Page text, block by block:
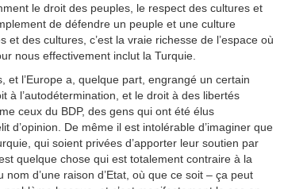
le droit des peuples, le respect des cultures et
de défendre un peuple et une culture
des cultures, c’est la vraie richesse de l’espace où
nous effectivement inclut la Turquie.
l’Europe a, quelque part, engrangé un certain
à l’autodétermination, et le droit à des libertés
ceux du BDP, des gens qui ont été élus
De même il est intolérable d’imaginer que
qui soient privées d’apporter leur soutien par
quelque chose qui est totalement contraire à la
d’une raison d’Etat, où que ce soit – ça peut